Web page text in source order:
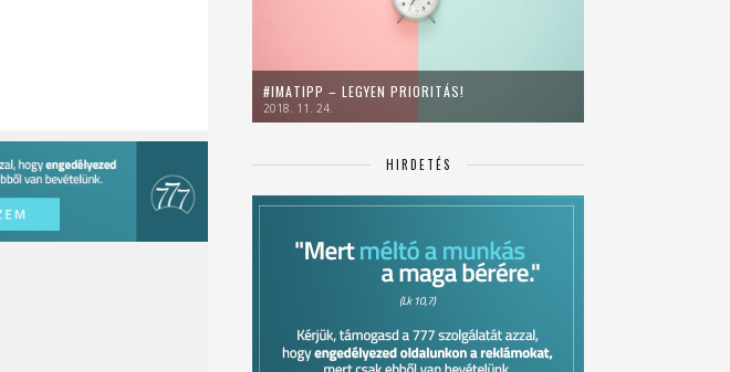
#IMATIPP – LEGYEN PRIORITÁS!
2018. 11. 24.
HIRDETÉS